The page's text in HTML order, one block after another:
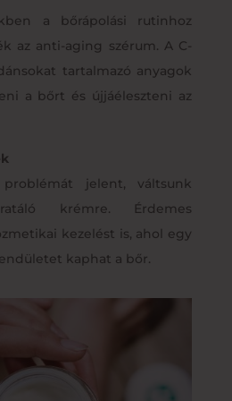
a bőrápolási rutinhoz
az anti-aging szérum. A C-
tartalmazó anyagok
a bőrt és újjáéleszteni az
jelent, váltsunk
krémre. Érdemes
kezelést is, ahol egy
kaphat a bőr.